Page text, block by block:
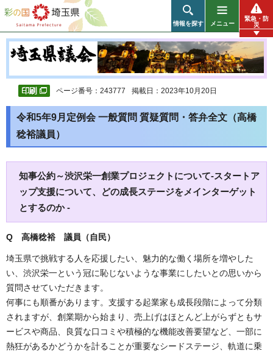
彩の国 埼玉県
情報を探す メニュー
緊急・防
災
ページ番号：243777 掲載日：2023年10月20日
令和5年9月定例会 一般質問 質疑質問・答弁全文（高橋
稔裕議員）
知事公約～渋沢栄一創業プロジェクトについて-スタートア
ップ支援について、どの成長ステージをメインターゲット
とするのか -
Q 高橋稔裕 議員（自民）
埼玉県で挑戦する人を応援したい、魅力的な働く場所を増やした
い、渋沢栄一という冠に恥じないような事業にしたいとの思いから
質問させていただきます。
何事にも順番があります。支援する起業家も成長段階によって分類
されますが、創業期から始まり、売上げはほとんど上がらずともサ
ービスや商品、良質な口コミや積極的な機能改善要望など、一部に
熱狂があるかどうかを計ることが重要なシードステージ、軌道に乗